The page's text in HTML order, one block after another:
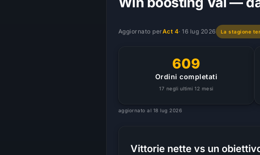
Aggiornato perAct 4·16 lug 2026 La stagione
609
Ordini completati
17 negli ultimi 12 mesi
aggiornato al 18 lug 2026
Vittorie nette vs un